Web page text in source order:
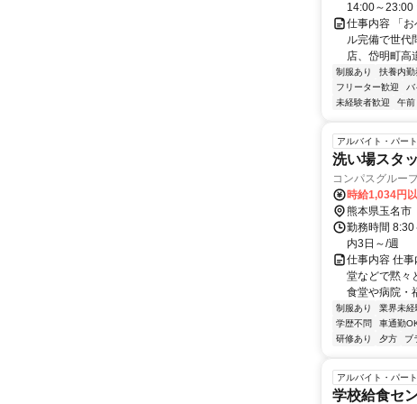
14:00～23:00
仕事内容 「
ル完備で
店、岱明町高
制服あり 扶養内勤
フリーター歓迎
未経験者歓迎
午前
アルバイト・パート
洗い場スタ
コンパスグル
時給1,034円
熊本県玉名市
勤務時間
内3日～/週
仕事内容 仕
堂などで黙々
食堂や病院・
制服あり 業界未経
学歴不問
車通勤
研修あり
夕方 ブ
アルバイト・パート
学校給食セ